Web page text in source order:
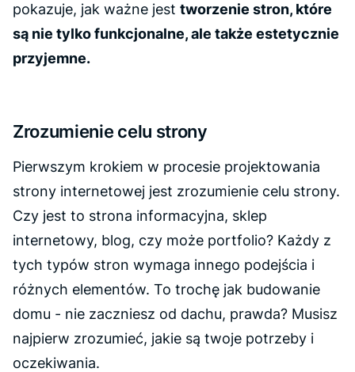
pokazuje, jak ważne jest tworzenie stron, które
są nie tylko funkcjonalne, ale także estetycznie
przyjemne.
Zrozumienie celu strony
Pierwszym krokiem w procesie projektowania
strony internetowej jest zrozumienie celu strony.
Czy jest to strona informacyjna, sklep
internetowy, blog, czy może portfolio? Każdy z
tych typów stron wymaga innego podejścia i
różnych elementów. To trochę jak budowanie
domu - nie zaczniesz od dachu, prawda? Musisz
najpierw zrozumieć, jakie są twoje potrzeby i
oczekiwania.